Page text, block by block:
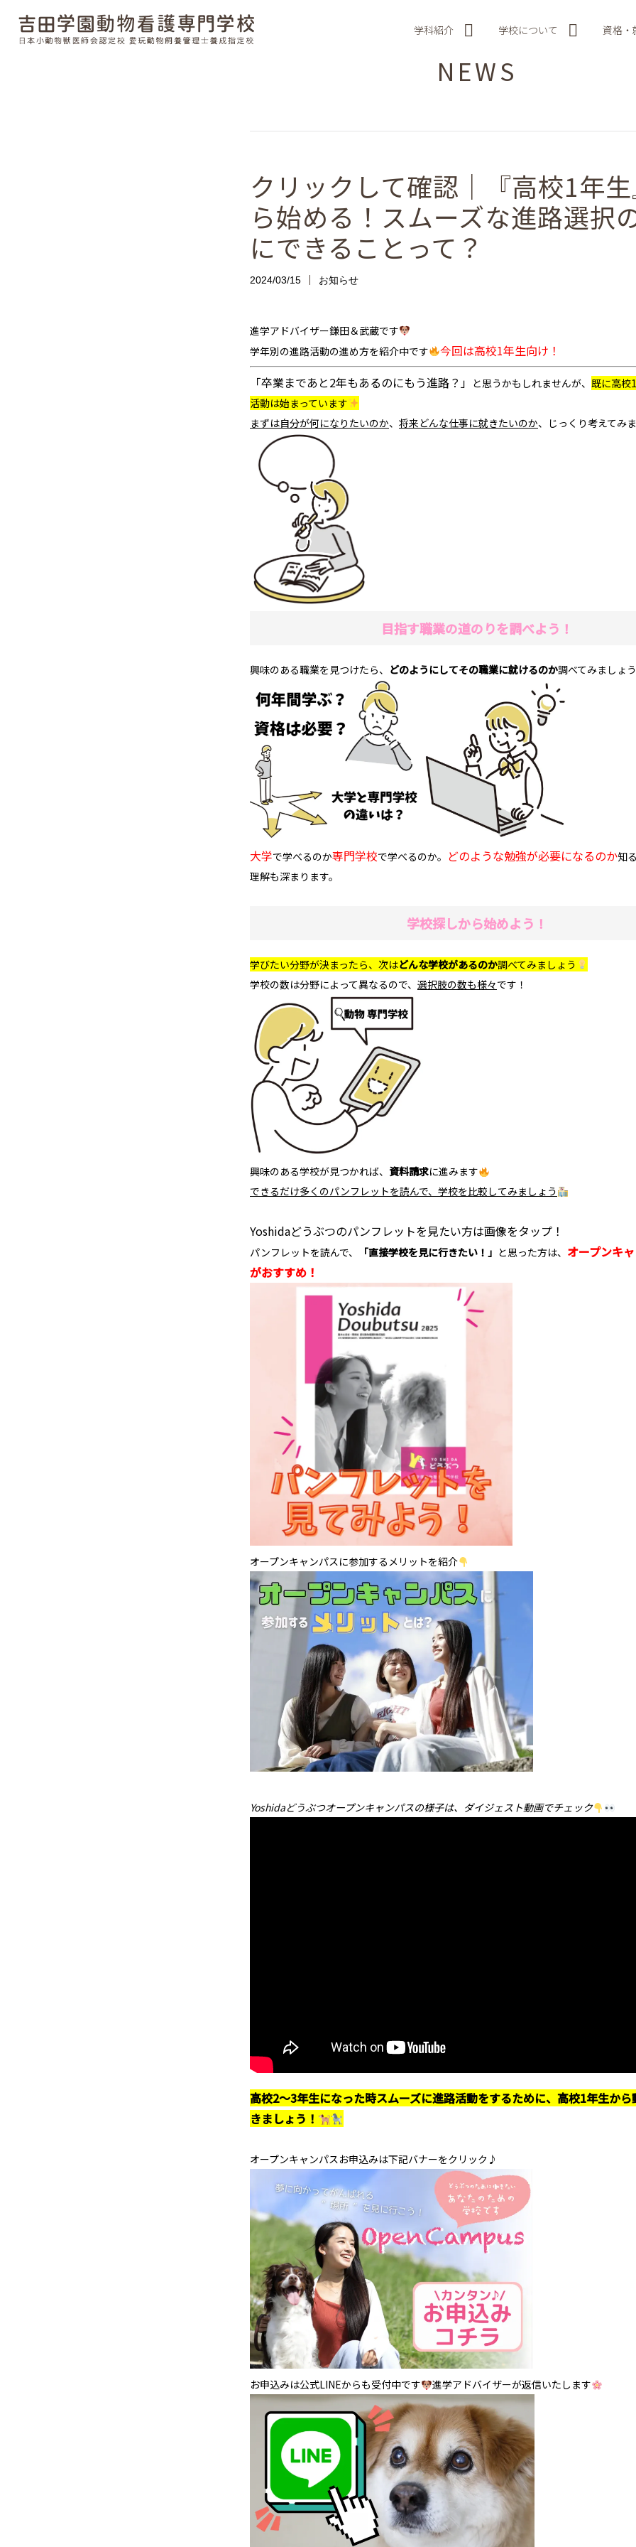
学科紹介 学校について 資格・
NEWS
クリックして確認｜『高校1年
ら始める！スムーズな進路選択
にできることって？
2024/03/15 お知らせ
進学アドバイザー鎌田＆武蔵です
学年別の進路活動の進め方を紹介中です
今回は高校1年生向け！
「卒業まであと2年もあるのにもう進路？」 と思うかもしれませんが、 既に高校
活動は始まっています
まずは自分が何になりたいのか、 将来どんな仕事に就きたいのか、じっくり考えてみ
目指す職業の道のりを調べよう！
興味のある職業を見つけたら、 どのようにしてその職業に就けるのか調べてみましょう
大学で学べるのか専門学校で学べるのか。 どのような勉強が必要になるのか知
理解も深まります。
学校探しから始めよう！
学びたい分野が決まったら、次はどんな学校があるのか調べてみましょう
学校の数は分野によって異なるので、 選択肢の数も様々です！
興味のある学校が見つかれば、 資料請求に進みます
できるだけ多くのパンフレットを読んで、学校を比較してみましょう
Yoshidaどうぶつのパンフレットを見たい方は画像をタップ！
パンフレットを読んで、 「直接学校を見に行きたい！」 と思った方は、 オープンキ
がおすすめ！
オープンキャンパスに参加するメリットを紹介
Yoshidaどうぶつオープンキャンパスの様子は、ダイジェスト動画でチェック
高校2～3年生になった時スムーズに進路活動をするために、高校1年生か
きましょう！
オープンキャンパスお申込みは下記バナーをクリック♪
お申込みは公式LINEからも受付中です 進学アドバイザーが返信いたします